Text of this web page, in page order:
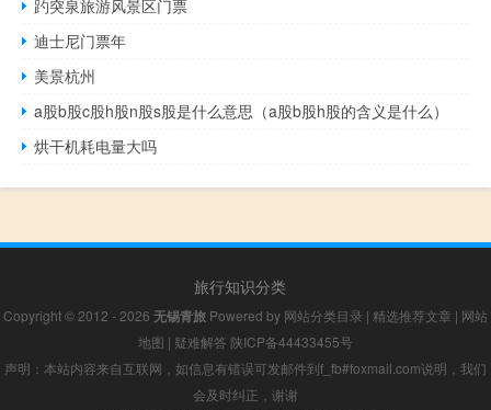
趵突泉旅游风景区门票
迪士尼门票年
美景杭州
a股b股c股h股n股s股是什么意思（a股b股h股的含义是什么）
烘干机耗电量大吗
旅行知识分类
Copyright © 2012 - 2026 无锡青旅 Powered by 网站分类目录 | 精选推荐文章 | 网站
地图 | 疑难解答 陕ICP备44433455号
声明：本站内容来自互联网，如信息有错误可发邮件到f_fb#foxmail.com说明，我们
会及时纠正，谢谢